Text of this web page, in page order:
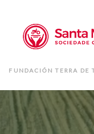
FUNDACIÓN TERRA DE